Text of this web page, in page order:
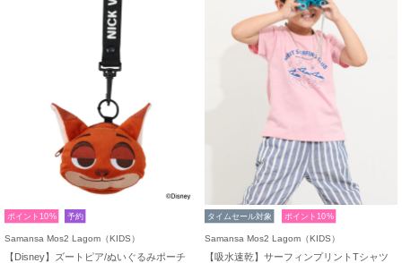
ポイント10% 予約
Samansa Mos2 Lagom（KIDS）
【Disney】ズートピア/ぬいぐるみポーチ
タイムセール対象 ポイント10%
Samansa Mos2 Lagom（KIDS）
【吸水速乾】サーフィンプリントTシャツ